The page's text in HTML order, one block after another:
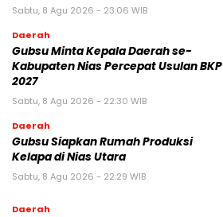
Sabtu, 8 Agu 2026 - 23:06 WIB
Daerah
Gubsu Minta Kepala Daerah se-
Kabupaten Nias Percepat Usulan BKP
2027
Sabtu, 8 Agu 2026 - 22:30 WIB
Daerah
Gubsu Siapkan Rumah Produksi
Kelapa di Nias Utara
Sabtu, 8 Agu 2026 - 22:29 WIB
Daerah